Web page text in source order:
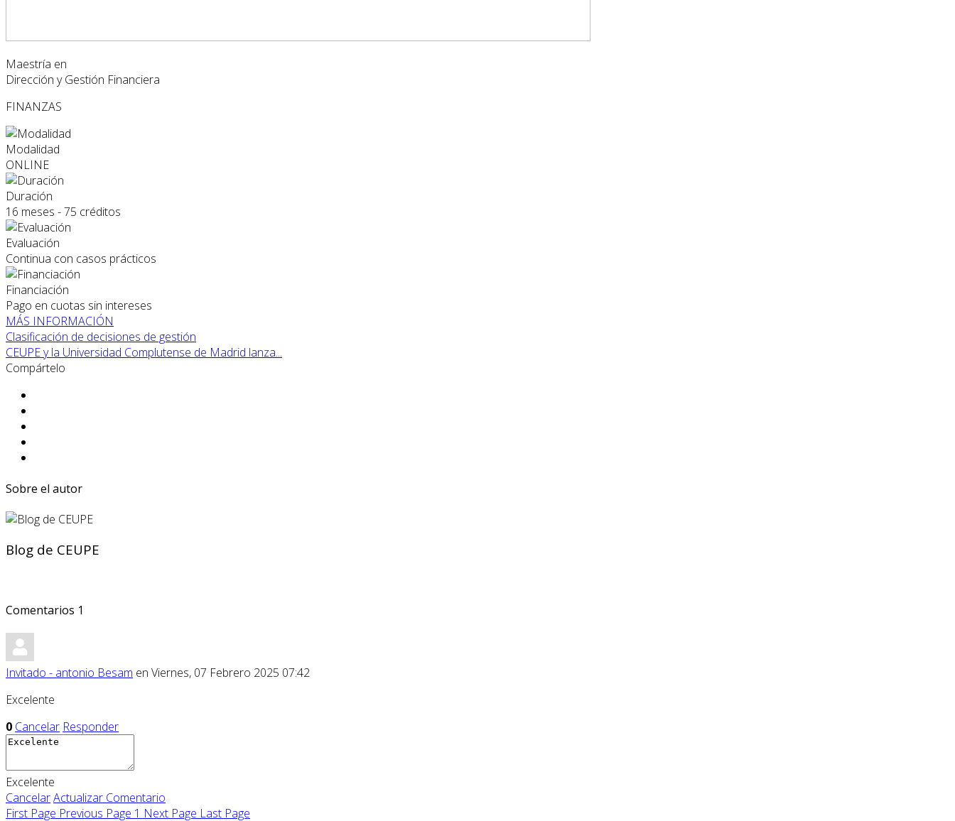
Maestría en
Dirección y Gestión Financiera
FINANZAS
Modalidad
ONLINE
Duración
16 meses - 75 créditos
Evaluación
Continua con casos prácticos
Financiación
Pago en cuotas sin intereses
MÁS INFORMACIÓN
Clasificación de decisiones de gestión
CEUPE y la Universidad Complutense de Madrid lanza...
Compártelo
Sobre el autor
Blog de CEUPE
Comentarios 1
Invitado - antonio Besam en Viernes, 07 Febrero 2025 07:42
Excelente
0 Cancelar Responder
Excelente
CancelarActualizar Comentario
First Page Previous Page 1 Next Page Last Page